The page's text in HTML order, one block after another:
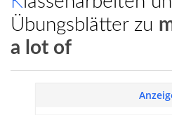
Übungsblätter zu
a lot of